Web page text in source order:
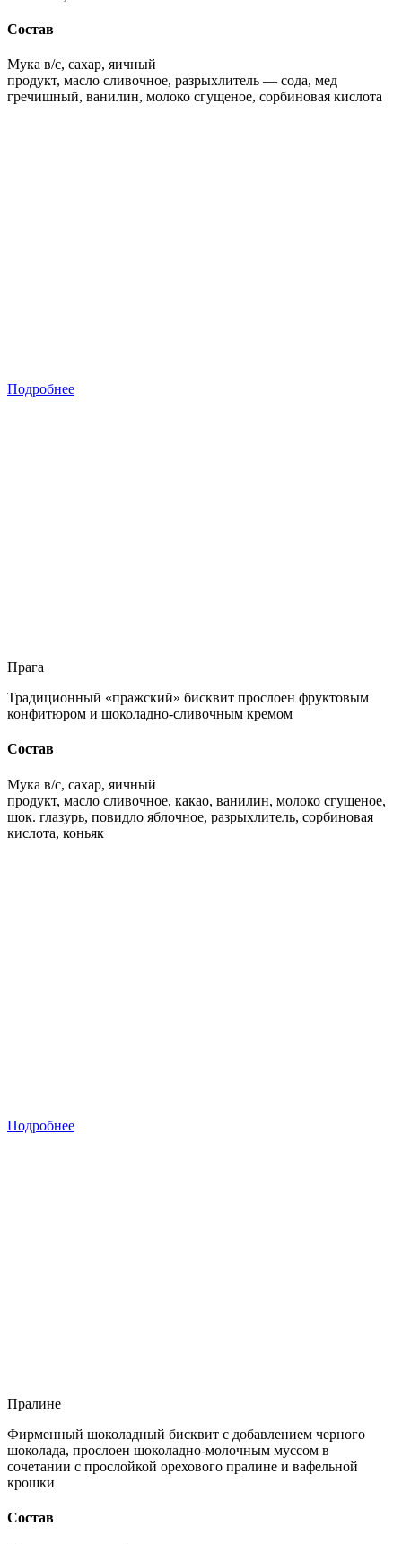
Состав
Мука в/с, сахар, яичный
продукт, масло сливочное, разрыхлитель — сода, мед
гречишный, ванилин, молоко сгущеное, сорбиновая кислота
Подробнее
Прага
Традиционный «пражский» бисквит прослоен фруктовым
конфитюром и шоколадно-сливочным кремом
Состав
Мука в/с, сахар, яичный
продукт, масло сливочное, какао, ванилин, молоко сгущеное,
шок. глазурь, повидло яблочное, разрыхлитель, сорбиновая
кислота, коньяк
Подробнее
Пралине
Фирменный шоколадный бисквит с добавлением черного
шоколада, прослоен шоколадно-молочным муссом в
сочетании с прослойкой орехового пралине и вафельной
крошки
Состав